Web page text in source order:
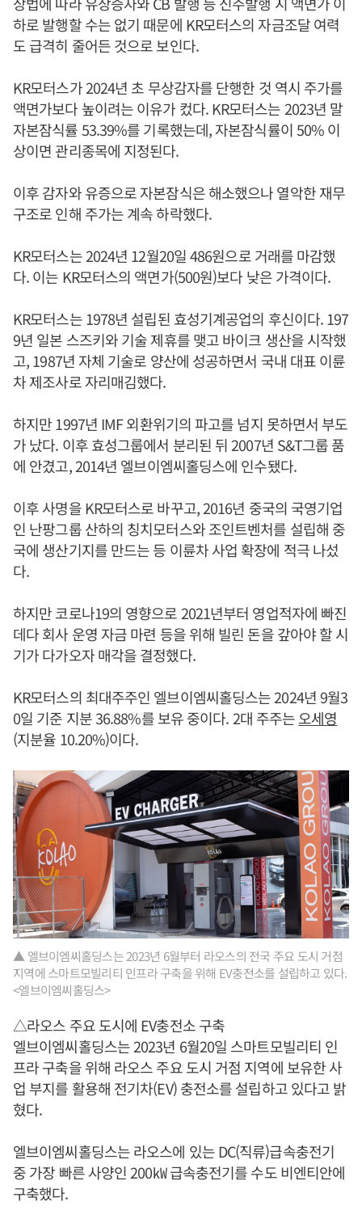
하로 발행할 수는 없기 때문에 KR모터스의 자금조달 여력
도 급격히 줄어든 것으로 보인다.
KR모터스가 2024년 초 무상감자를 단행한 것 역시 주가를
액면가보다 높이려는 이유가 컸다. KR모터스는 2023년 말
자본잠식률 53.39%를 기록했는데, 자본잠식률이 50% 이
상이면 관리종목에 지정된다.
이후 감자와 유증으로 자본잠식은 해소했으나 열악한 재무
구조로 인해 주가는 계속 하락했다.
KR모터스는 2024년 12월20일 486원으로 거래를 마감했
다. 이는 KR모터스의 액면가(500원)보다 낮은 가격이다.
KR모터스는 1978년 설립된 효성기계공업의 후신이다. 197
9년 일본 스즈키와 기술 제휴를 맺고 바이크 생산을 시작했
고, 1987년 자체 기술로 양산에 성공하면서 국내 대표 이륜
차 제조사로 자리매김했다.
하지만 1997년 IMF 외환위기의 파고를 넘지 못하면서 부도
가 났다. 이후 효성그룹에서 분리된 뒤 2007년 S&T그룹 품
에 안겼고, 2014년 엘브이엠씨홀딩스에 인수됐다.
이후 사명을 KR모터스로 바꾸고, 2016년 중국의 국영기업
인 난팡그룹 산하의 칭치모터스와 조인트벤처를 설립해 중
국에 생산기지를 만드는 등 이륜차 사업 확장에 적극 나섰
다.
하지만 코로나19의 영향으로 2021년부터 영업적자에 빠진
데다 회사 운영 자금 마련 등을 위해 빌린 돈을 갚아야 할 시
기가 다가오자 매각을 결정했다.
KR모터스의 최대주주인 엘브이엠씨홀딩스는 2024년 9월3
0일 기준 지분 36.88%를 보유 중이다. 2대 주주는오세영
(지분율 10.20%)이다.
▲ 엘브이엠씨홀딩스는 2023년 6월부터 라오스의 전국 주요 도시 거점
지역에 스마트모빌리티 인프라 구축을 위해 EV충전소를 설립하고 있다.
<엘브이엠씨홀딩스>
△라오스 주요 도시에 EV충전소 구축
엘브이엠씨홀딩스는 2023년 6월20일 스마트모빌리티 인
프라 구축을 위해 라오스 주요 도시 거점 지역에 보유한 사
업 부지를 활용해 전기차(EV) 충전소를 설립하고 있다고 밝
혔다.
엘브이엠씨홀딩스는 라오스에 있는 DC(직류)급속충전기
중 가장 빠른 사양인 200㎾ 급속충전기를 수도 비엔티안에
구축했다.